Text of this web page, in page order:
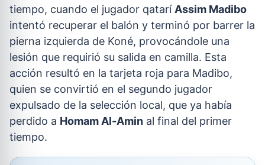
tiempo, cuando el jugador qatarí Assim Madibo
intentó recuperar el balón y terminó por barrer la
pierna izquierda de Koné, provocándole una
lesión que requirió su salida en camilla. Esta
acción resultó en la tarjeta roja para Madibo,
quien se convirtió en el segundo jugador
expulsado de la selección local, que ya había
perdido a Homam Al-Amin al final del primer
tiempo.